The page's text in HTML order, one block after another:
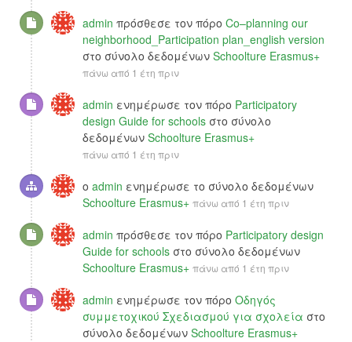
admin πρόσθεσε τον πόρο Co–planning our
neighborhood_Participation plan_english version
στο σύνολο δεδομένων Schoolture Erasmus+
πάνω από 1 έτη πριν
admin ενημέρωσε τον πόρο Participatory
design Guide for schools στο σύνολο
δεδομένων Schoolture Erasmus+
πάνω από 1 έτη πριν
ο admin ενημέρωσε το σύνολο δεδομένων
Schoolture Erasmus+ πάνω από 1 έτη πριν
admin πρόσθεσε τον πόρο Participatory design
Guide for schools στο σύνολο δεδομένων
Schoolture Erasmus+ πάνω από 1 έτη πριν
admin ενημέρωσε τον πόρο Οδηγός
συμμετοχικού Σχεδιασμού για σχολεία στο
σύνολο δεδομένων Schoolture Erasmus+